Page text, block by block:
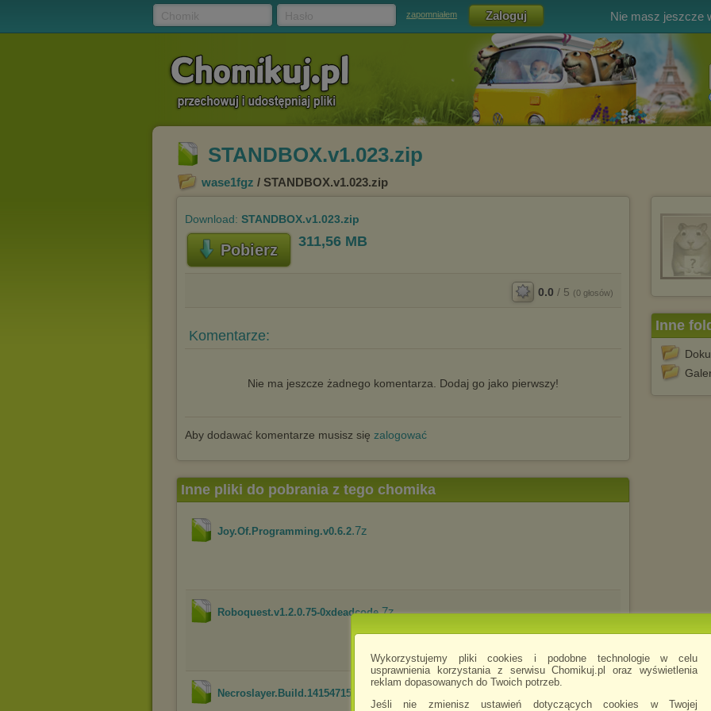
Wykorzystujemy pliki cookies i podobne technologie w celu
usprawnienia korzystania z serwisu Chomikuj.pl oraz wyświetlenia
reklam dopasowanych do Twoich potrzeb.
Jeśli nie zmienisz ustawień dotyczących cookies w Twojej
zapomniałem Nie masz jeszcze
STANDBOX.v1.023.zip
wase1fgz / STANDBOX.v1.023.zip
Download: STANDBOX.v1.023.zip
Pobierz 311,56 MB
0.0 / 5 (0 głosów)
Komentarze:
Nie ma jeszcze żadnego komentarza. Dodaj go jako pierwszy!
Aby dodawać komentarze musisz się zalogować
Inne
Inne pliki do pobrania z tego chomika
Joy.Of.Programming.v0.6.2.7z
Roboquest.v1.2.0.75-0xdeadcode.7z
Necroslayer.Build.14154715